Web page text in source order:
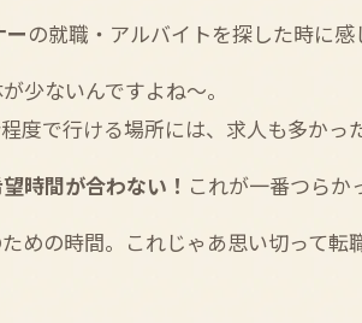
の就職・アルバイトを探した時に感
少ないんですよね～。
度で行ける場所には、求人も多かっ
時間が合わない！ これが一番つらか
めの時間。これじゃあ思い切って転